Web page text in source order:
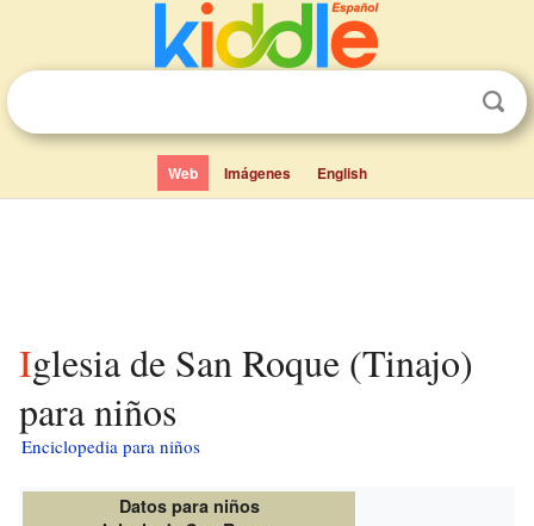
Web Imágenes English
Iglesia de San Roque (Tinajo)
para niños
Enciclopedia para niños
Datos para niños